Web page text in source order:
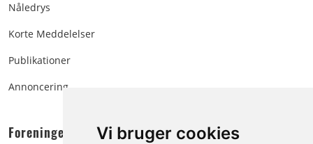
Vi bruger cookies
Nåledrys
Korte Meddelelser
Publikationer
Annoncering
Foreningen: